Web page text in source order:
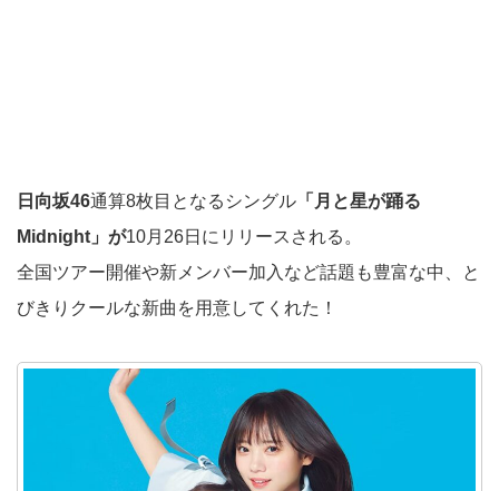
日向坂46通算8枚目となるシングル 「月と星が踊る
Midnight」が10月26日にリリースされる。
全国ツアー開催や新メンバー加入など話題も豊富な中、と
びきりクールな新曲を用意してくれた！